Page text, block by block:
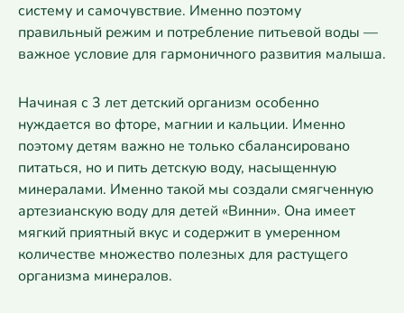
систему и самочувствие. Именно поэтому
правильный режим и потребление питьевой воды —
важное условие для гармоничного развития малыша.
Начиная с 3 лет детский организм особенно
нуждается во фторе, магнии и кальции. Именно
поэтому детям важно не только сбалансировано
питаться, но и пить детскую воду, насыщенную
минералами. Именно такой мы создали смягченную
артезианскую воду для детей «Винни». Она имеет
мягкий приятный вкус и содержит в умеренном
количестве множество полезных для растущего
организма минералов.